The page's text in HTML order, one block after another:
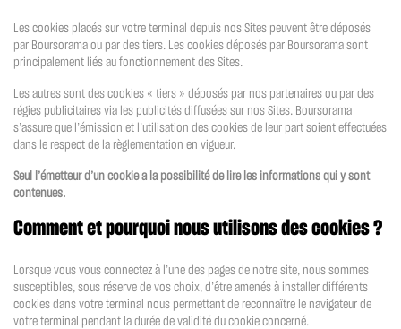
Les cookies placés sur votre terminal depuis nos Sites peuvent être déposés
par Boursorama ou par des tiers. Les cookies déposés par Boursorama sont
principalement liés au fonctionnement des Sites.
Les autres sont des cookies « tiers » déposés par nos partenaires ou par des
régies publicitaires via les publicités diffusées sur nos Sites. Boursorama
s’assure que l’émission et l’utilisation des cookies de leur part soient effectuées
dans le respect de la règlementation en vigueur.
Seul l’émetteur d’un cookie a la possibilité de lire les informations qui y sont
contenues.
Comment et pourquoi nous utilisons des cookies ?
Lorsque vous vous connectez à l’une des pages de notre site, nous sommes
susceptibles, sous réserve de vos choix, d’être amenés à installer différents
cookies dans votre terminal nous permettant de reconnaître le navigateur de
votre terminal pendant la durée de validité du cookie concerné.